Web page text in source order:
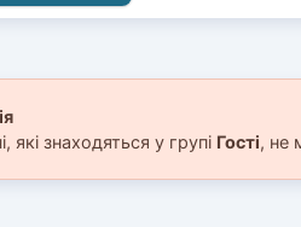
які знаходяться у групі Гості, не